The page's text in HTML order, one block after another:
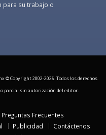
para su trabajo o
© Copyright 2002-2026. Todos los derechos
parcial sin autorización del editor.
Preguntas Frecuentes
Publicidad
Contáctenos